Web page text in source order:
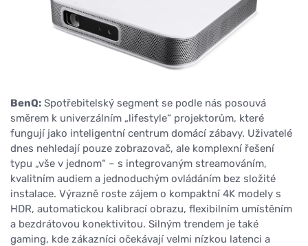
BenQ: Spotřebitelský segment se podle nás posouvá
směrem k univerzálním „lifestyle“ projektorům, které
fungují jako inteligentní centrum domácí zábavy. Uživatelé
dnes nehledají pouze zobrazovač, ale komplexní řešení
typu „vše v jednom“ – s integrovaným streamováním,
kvalitním audiem a jednoduchým ovládáním bez složité
instalace. Výrazně roste zájem o kompaktní 4K modely s
HDR, automatickou kalibrací obrazu, flexibilním umístěním
a bezdrátovou konektivitou. Silným trendem je také
gaming, kde zákazníci očekávají velmi nízkou latenci a